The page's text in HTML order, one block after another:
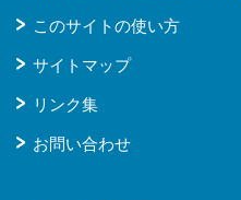
このサイトの使い方
サイトマップ
リンク集
お問い合わせ